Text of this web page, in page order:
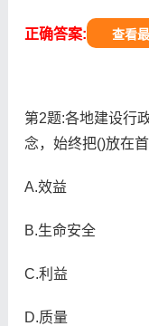
正确答案: 查看
第2题:各地建设行
念，始终把()放在首
A.效益
B.生命安全
C.利益
D.质量